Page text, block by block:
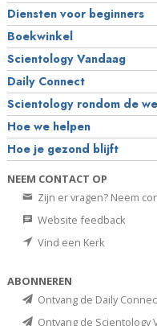
Diensten voor beginners
Boekwinkel
Scientology Vandaag
Daily Connect
Scientology rondom de
Hoe we helpen
Hoe je gezond blijft
NEEM CONTACT OP
Zijn er vragen? Neem
Website feedback
Vind een Kerk
ABONNEREN
Ontvang de Daily
Ontvang de Scientology